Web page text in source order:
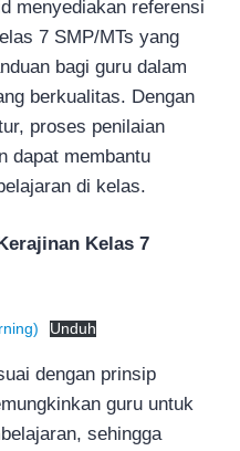
menyediakan referensi
7 SMP/MTs yang
bagi guru dalam
berkualitas. Dengan
proses penilaian
dapat membantu
di kelas.
Kelas 7
Unduh
dengan prinsip
guru untuk
sehingga